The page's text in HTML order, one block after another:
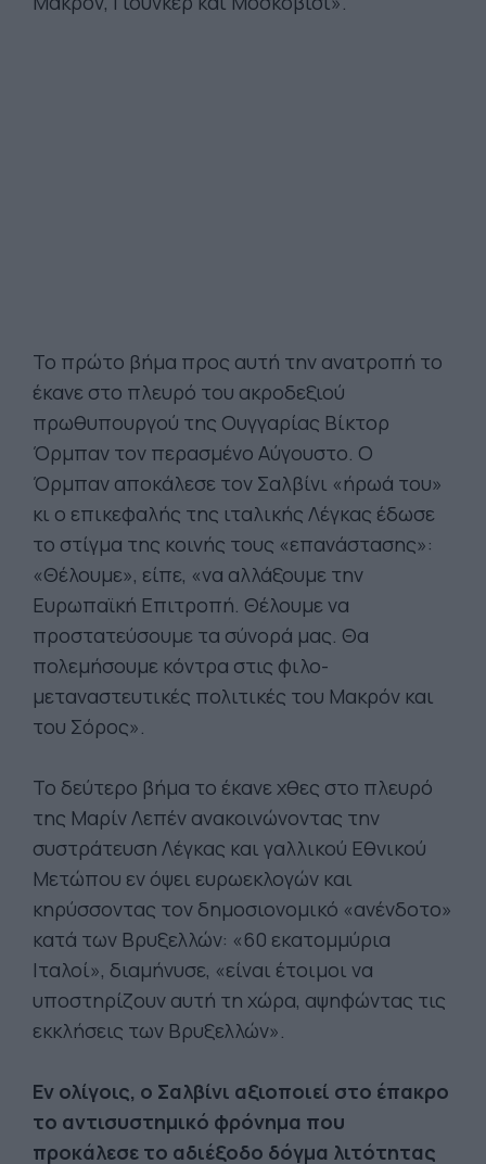
Το πρώτο βήμα προς αυτή την ανατροπή το
έκανε στο πλευρό του ακροδεξιού
πρωθυπουργού της Ουγγαρίας Βίκτορ
Όρμπαν τον περασμένο Αύγουστο. Ο
Όρμπαν αποκάλεσε τον Σαλβίνι «ήρωά του»
κι ο επικεφαλής της ιταλικής Λέγκας έδωσε
το στίγμα της κοινής τους «επανάστασης»:
«Θέλουμε», είπε, «να αλλάξουμε την
Ευρωπαϊκή Επιτροπή. Θέλουμε να
προστατεύσουμε τα σύνορά μας. Θα
πολεμήσουμε κόντρα στις φιλο-
μεταναστευτικές πολιτικές του Μακρόν και
του Σόρος».
Το δεύτερο βήμα το έκανε χθες στο πλευρό
της Μαρίν Λεπέν ανακοινώνοντας την
συστράτευση Λέγκας και γαλλικού Εθνικού
Μετώπου εν όψει ευρωεκλογών και
κηρύσσοντας τον δημοσιονομικό «ανένδοτο»
κατά των Βρυξελλών: «60 εκατομμύρια
Ιταλοί», διαμήνυσε, «είναι έτοιμοι να
υποστηρίζουν αυτή τη χώρα, αψηφώντας τις
εκκλήσεις των Βρυξελλών».
Εν ολίγοις, ο Σαλβίνι αξιοποιεί στο έπακρο
το αντισυστημικό φρόνημα που
προκάλεσε το αδιέξοδο δόγμα λιτότητας